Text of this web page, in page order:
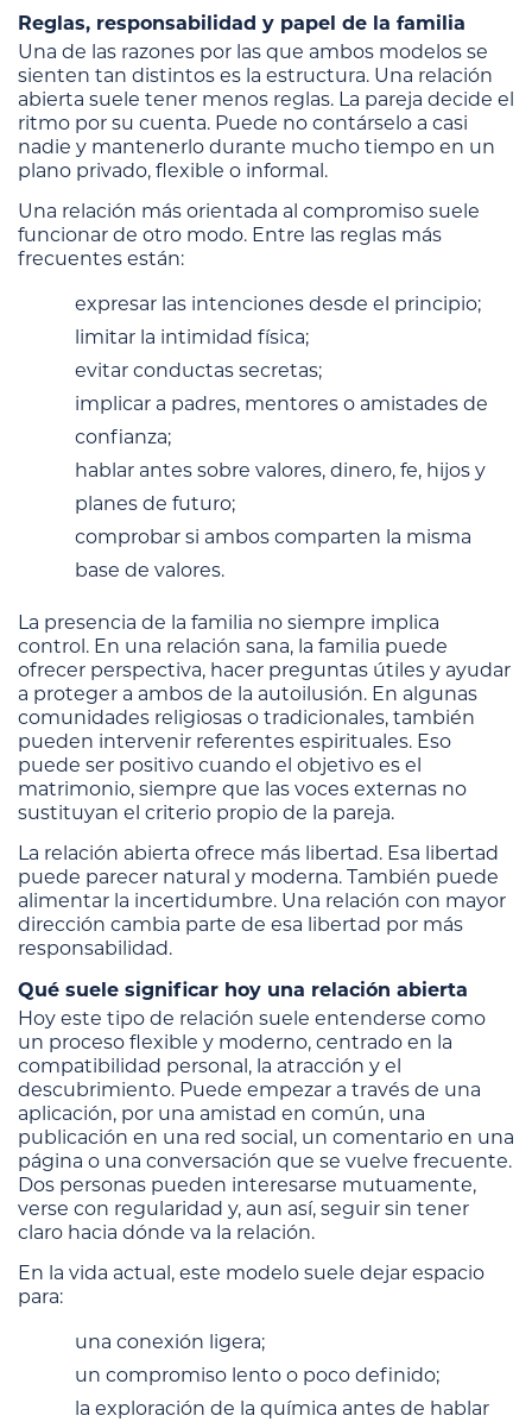
Reglas, responsabilidad y papel de la familia
Una de las razones por las que ambos modelos se
sienten tan distintos es la estructura. Una relación
abierta suele tener menos reglas. La pareja decide el
ritmo por su cuenta. Puede no contárselo a casi
nadie y mantenerlo durante mucho tiempo en un
plano privado, flexible o informal.
Una relación más orientada al compromiso suele
funcionar de otro modo. Entre las reglas más
frecuentes están:
expresar las intenciones desde el principio;
limitar la intimidad física;
evitar conductas secretas;
implicar a padres, mentores o amistades de
confianza;
hablar antes sobre valores, dinero, fe, hijos y
planes de futuro;
comprobar si ambos comparten la misma
base de valores.
La presencia de la familia no siempre implica
control. En una relación sana, la familia puede
ofrecer perspectiva, hacer preguntas útiles y ayudar
a proteger a ambos de la autoilusión. En algunas
comunidades religiosas o tradicionales, también
pueden intervenir referentes espirituales. Eso
puede ser positivo cuando el objetivo es el
matrimonio, siempre que las voces externas no
sustituyan el criterio propio de la pareja.
La relación abierta ofrece más libertad. Esa libertad
puede parecer natural y moderna. También puede
alimentar la incertidumbre. Una relación con mayor
dirección cambia parte de esa libertad por más
responsabilidad.
Qué suele significar hoy una relación abierta
Hoy este tipo de relación suele entenderse como
un proceso flexible y moderno, centrado en la
compatibilidad personal, la atracción y el
descubrimiento. Puede empezar a través de una
aplicación, por una amistad en común, una
publicación en una red social, un comentario en una
página o una conversación que se vuelve frecuente.
Dos personas pueden interesarse mutuamente,
verse con regularidad y, aun así, seguir sin tener
claro hacia dónde va la relación.
En la vida actual, este modelo suele dejar espacio
para:
una conexión ligera;
un compromiso lento o poco definido;
la exploración de la química antes de hablar